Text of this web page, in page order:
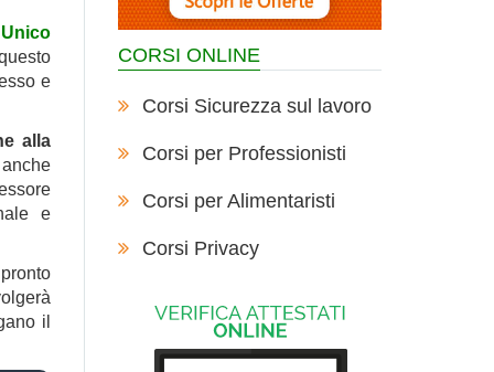
e
alla
e
il
CORSI ONLINE
Corsi Sicurezza sul lavoro
Corsi per Professionisti
Corsi per Alimentaristi
Corsi Privacy